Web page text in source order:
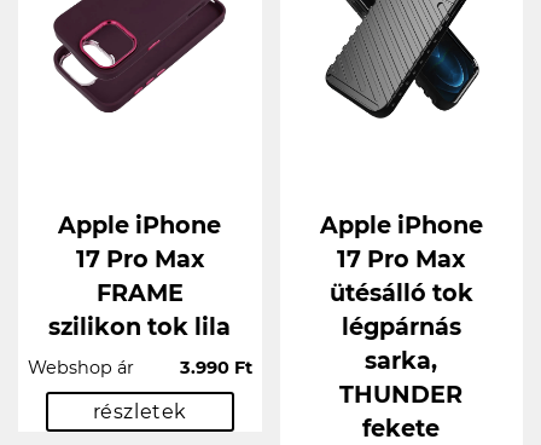
Apple iPhone
17 Pro Max
FRAME
szilikon tok lila
Webshop ár 3.990 Ft
részletek
Apple iPhone
17 Pro Max
ütésálló tok
légpárnás
sarka,
THUNDER
fekete